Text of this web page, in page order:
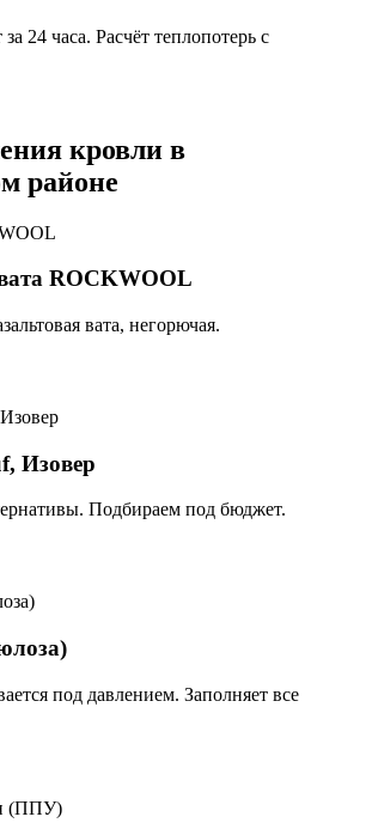
24 часа. Расчёт теплопотерь с
кровли в
районе
ROCKWOOL
вата, негорючая.
Изовер
Подбираем под бюджет.
под давлением. Заполняет все